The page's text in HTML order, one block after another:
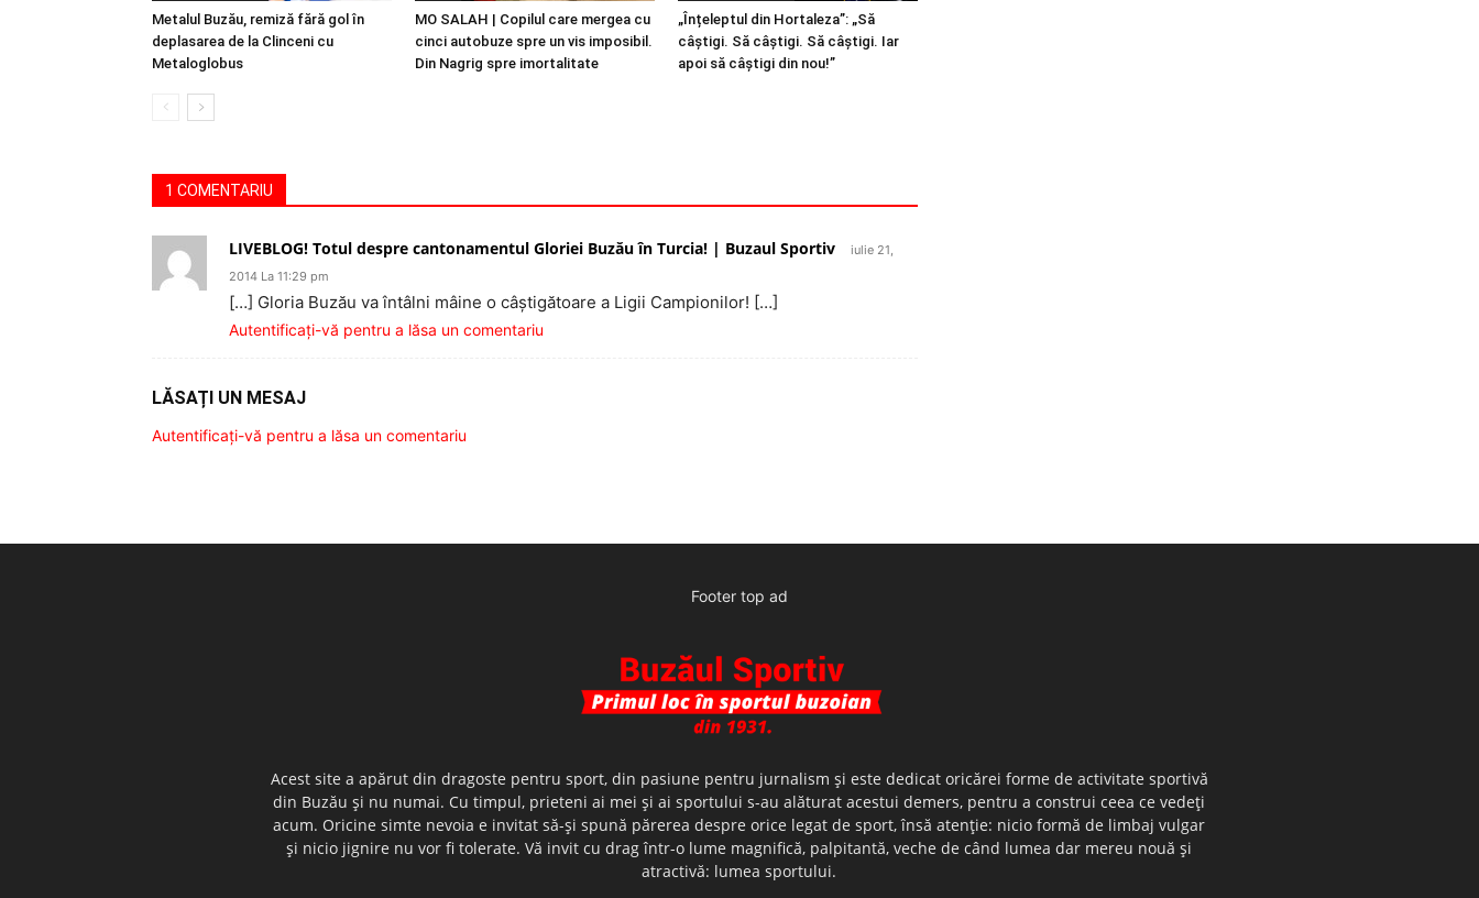
Metalul Buzău, remiză fără gol în
deplasarea de la Clinceni cu
Metaloglobus
MO SALAH | Copilul care mergea cu
cinci autobuze spre un vis imposibil.
Din Nagrig spre imortalitate
„Înțeleptul din Hortaleza”: „Să
câștigi. Să câștigi. Să câștigi. Iar
apoi să câștigi din nou!”
1 COMENTARIU
LIVEBLOG! Totul despre cantonamentul Gloriei Buzău în Turcia! | Buzaul Sportiv
iulie 21,
2014 La 11:29 pm
[…] Gloria Buzău va întâlni mâine o câştigătoare a Ligii Campionilor! […]
Autentificați-vă pentru a lăsa un comentariu
LĂSAȚI UN MESAJ
Autentificați-vă pentru a lăsa un comentariu
Footer top ad
Acest site a apărut din dragoste pentru sport, din pasiune pentru jurnalism şi este dedicat oricărei forme de activitate sportivă
din Buzău şi nu numai. Cu timpul, prieteni ai mei şi ai sportului s-au alăturat acestui demers, pentru a construi ceea ce vedeţi
acum. Oricine simte nevoia e invitat să-şi spună părerea despre orice legat de sport, însă atenţie: nicio formă de limbaj vulgar
şi nicio jignire nu vor fi tolerate. Vă invit cu drag într-o lume magnifică, palpitantă, veche de când lumea dar mereu nouă şi
atractivă: lumea sportului.